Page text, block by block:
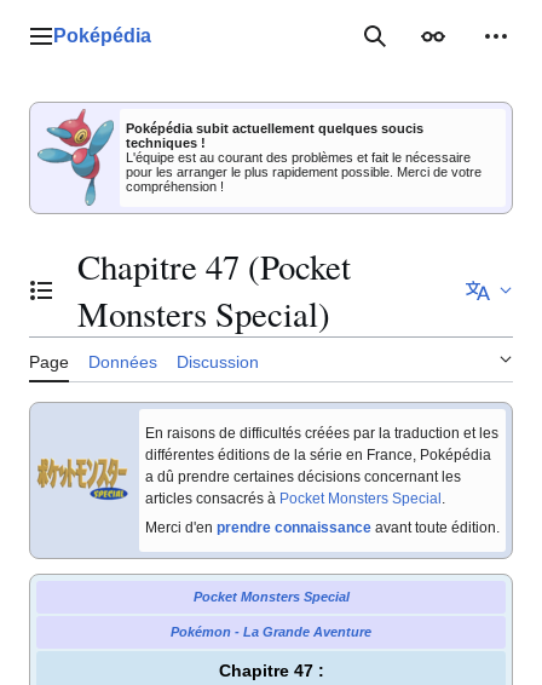
Menu principal
Poképédia RechercherApparence
Poképédia subit actuellement quelques soucis
techniques !
L'équipe est au courant des problèmes et fait le nécessaire
pour les arranger le plus rapidement possible. Merci de votre
compréhension !
Basculer la table des matières
Chapitre 47 (Pocket
Monsters Special)
Page Données Discussion
En raisons de difficultés créées par la traduction et les
différentes éditions de la série en France, Poképédia
a dû prendre certaines décisions concernant les
articles consacrés à Pocket Monsters Special.
Merci d'en prendre connaissance avant toute édition.
Pocket Monsters Special
Pokémon - La Grande Aventure
Chapitre 47 :